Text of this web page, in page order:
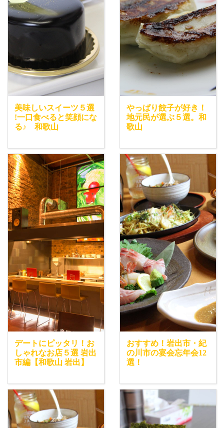
美味しいスイーツ５選
!一口食べると笑顔にな
る♪ 和歌山
やっぱり餃子が好き！
地元民が選ぶ５選。和
歌山
デートにピッタリ！お
しゃれなお店５選 岩出
市編【和歌山 岩出】
おすすめ！岩出市・紀
の川市の宴会忘年会12
選！